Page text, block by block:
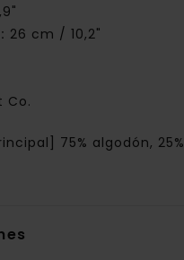
26 cm / 10,2"
Co.
75% algodón, 25%